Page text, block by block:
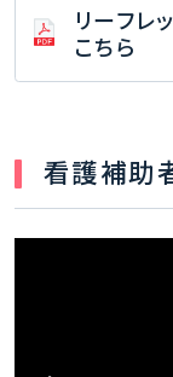
リーフレ
こちら
看護補助